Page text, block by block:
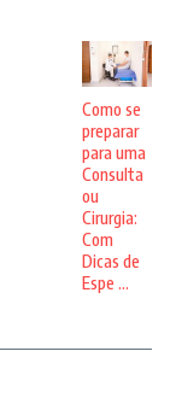
Como se
preparar
para uma
Consulta
ou
Cirurgia:
Com
Dicas de
Espe ...